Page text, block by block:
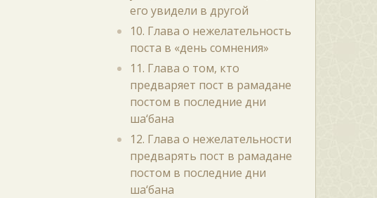
его увидели в другой
10. Глава о нежелательность
поста в «день сомнения»
11. Глава о том, кто
предваряет пост в рамадане
постом в последние дни
ша‘бана
12. Глава о нежелательности
предварять пост в рамадане
постом в последние дни
ша‘бана